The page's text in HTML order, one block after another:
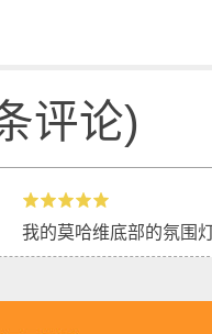
评论)
我的莫哈维底部的氛围